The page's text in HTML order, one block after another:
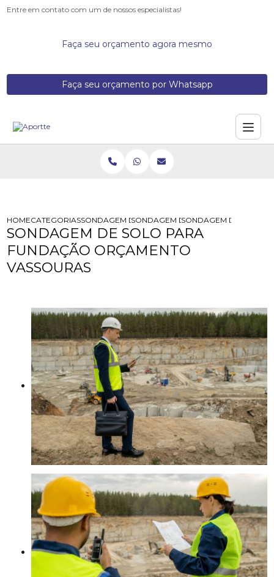
Entre em contato com um de nossos especialistas!
Faça seu orçamento agora mesmo
Faça seu orçamento por Whatsapp
HOMECATEGORIASSONDAGEM DE SOLOSSONDAGEM DE SOLO PARA
SONDAGEM DE SOLO
SONDAGEM DE SOLO PARA
FUNDAÇÃO ORÇAMENTO
VASSOURAS